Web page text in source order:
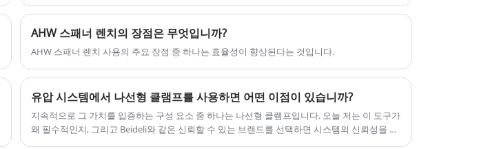
램프를 사용자 정의할 수도 있
는 높은 품질과 최고의 가격으
안전 클램프를 공급하
매우 기쁘게 생각합니다.
부터 저렴한 가격과 고품질의 호스에 대한 Whipcheck 안전 케이블 호스를 구입하려고 합니다.
우리는 귀하와 협력하기를 기대하고 있습니다.
AHW 스패너 렌치의 장점은 무엇입니까?
AHW 스패너 렌치 사용의 주요 장점 중 하나는 효율성이 향상된다는 것입니다.
유압 시스템에서 나선형 클램프를 사용하면 어떤 이점이 있습니까?
지속적으로 그 가치를 입증하는 구성 요소 중 하나는 나선형 클램프입니다. 오늘 저는 이 도구가
왜 필수적인지, 그리고 Beideli와 같은 신뢰할 수 있는 브랜드를 선택하면 시스템의 신뢰성을 어